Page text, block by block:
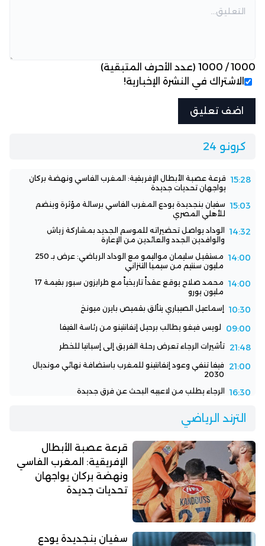
1000
/
1000 (عدد الأحرف المتبقية)
الاشتراك في النشرة الإخبارية!
كرونو 24
15:28 قرعة عصبة الأبطال الإفريقية: المغرب الفاسي ونهضة بركان
يواجهان تحديات جديدة
15:03 سفيان بنجديدة يودع المغرب الفاسي برسالة مؤثرة وينضم
للأهلي المصري
14:32
الوداد يواصل تحضيراته للموسم الجديد بمشاركة زياش
والوافدين الجدد والعائدين من الإعارة
14:00
مستقبل سليمان مواليمو مع الوداد الرياضي: عرض بـ 250
مليون سنتيم من سيمبا التنزاني
14:00
محمد صلاح يوقع عقداً تاريخياً مع طرابزون سبور بقيمة 17
مليون يورو
10:30 إسماعيل الصيباري يتألق بقميص بايرن ميونخ
09:00 لويس فيغو يطالب برحيل إنفانتينو من رئاسة الفيفا
21:48 تأشيرات الرجاء تعرض رحلة الفريق إلى إسبانيا للخطر
21:00
فيفا تنفي وعود إنفانتينو للمغرب باستضافة نهائي مونديال
2030
16:30 الرجاء يطلب من لاعبيه البحث عن فرق جديدة
الترند الرياضي
قرعة عصبة الأبطال
الإفريقية: المغرب الفاسي
ونهضة بركان يواجهان
تحديات جديدة
سفيان بنجديدة يودع